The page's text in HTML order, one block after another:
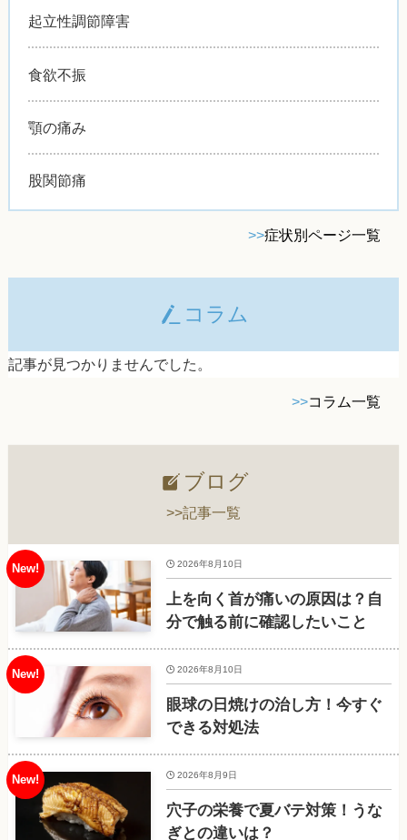
起立性調節障害
食欲不振
顎の痛み
股関節痛
>>症状別ページ一覧
コラム
記事が見つかりませんでした。
>>コラム一覧
ブログ
>>記事一覧
上を向く首が痛いの原因は？自
分で触る前に確認したいこと
2026年8月10日
眼球の日焼けの治し方！今すぐ
できる対処法
2026年8月10日
穴子の栄養で夏バテ対策！うな
ぎとの違いは？
2026年8月9日